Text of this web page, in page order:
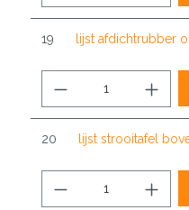
19 lijst afdichtrubber
20 lijst strooitafel